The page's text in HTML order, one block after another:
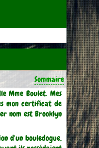
Sommaire
Mme Boulet. Mes
mon certificat de
nom est Brooklyn
d'un bouledogue,